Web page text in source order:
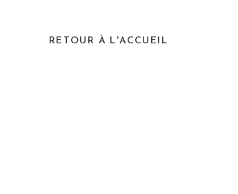
RETOUR À L'ACCUEIL